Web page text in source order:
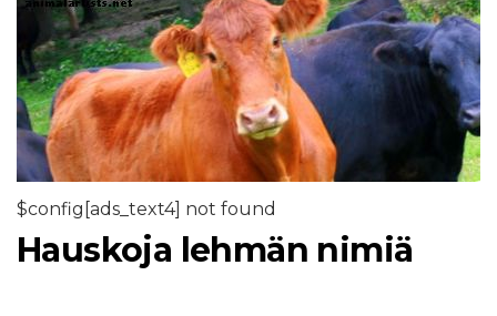
$config[ads_text4] not found
Hauskoja lehmän nimiä